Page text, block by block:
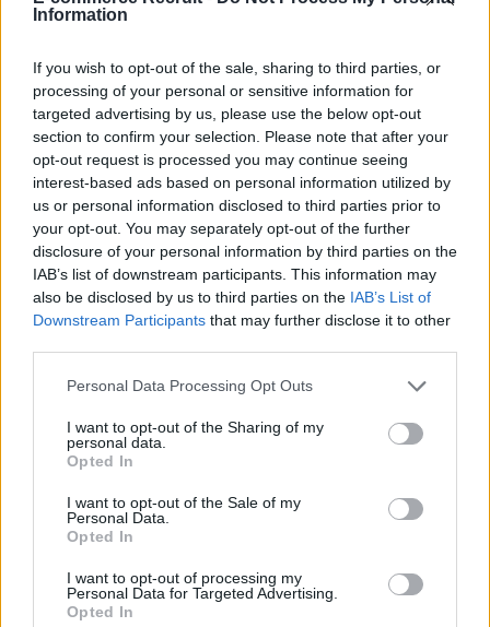
Information
If you wish to opt-out of the sale, sharing to third parties, or
processing of your personal or sensitive information for
targeted advertising by us, please use the below opt-out
section to confirm your selection. Please note that after your
opt-out request is processed you may continue seeing
interest-based ads based on personal information utilized by
us or personal information disclosed to third parties prior to
your opt-out. You may separately opt-out of the further
disclosure of your personal information by third parties on the
IAB’s list of downstream participants. This information may
also be disclosed by us to third parties on the IAB’s List of
Downstream Participants that may further disclose it to other
Personal Data Processing Opt Outs
I want to opt-out of the Sharing of my
personal data.
Opted In
I want to opt-out of the Sale of my
Personal Data.
Opted In
I want to opt-out of processing my
Personal Data for Targeted Advertising.
Opted In
Se avsnitt »
KEJSAR, Leo och Keywan
I detta avsnitt träffar vi Leo och Keywan från bolaget Kejsar, som började
med att sälja smycken till män, där den så kallade kejsarlänken var den
första produkten som de lanserade. Bolaget startades först
Se avsnitt »
Lönsam e-handel i premiumsegmentet | Care of Carl
med Mathias Ekström, CEO
I detta avsnitt träffar vi Mathias Ekström, CEO på Care of Carl – e-
handelsaktören som lyckats förena premiumkänsla, lönsam tillväxt och
internationalisering på ett sätt som imponerar i hela branschen. Care of Carl
Se avsnitt »